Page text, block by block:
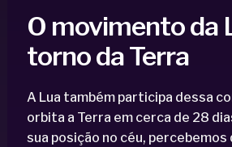
O movimento da
torno da Terra
A Lua também participa dessa
orbita a Terra em cerca de 28
sua posição no céu, percebemos